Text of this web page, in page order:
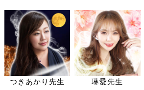
つきあかり先生 琳愛先生